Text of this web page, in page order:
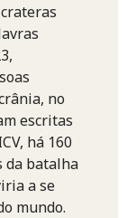
no
escritas
há 160
da batalha
a se
mundo.